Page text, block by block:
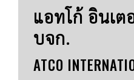
แอทโก้ อินเต
บจก.
ATCO